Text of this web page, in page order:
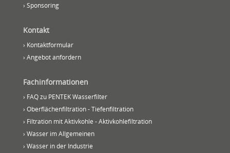
› Sponsoring
Kontakt
› Kontaktformular
› Angebot anfordern
Fachinformationen
› FAQ zu PENTEK Wasserfilter
› Oberflächenfiltration - Tiefenfiltration
› Filtration mit Aktivkohle - Aktivkohlefiltration
› Wasser im Allgemeinen
› Wasser in der Industrie